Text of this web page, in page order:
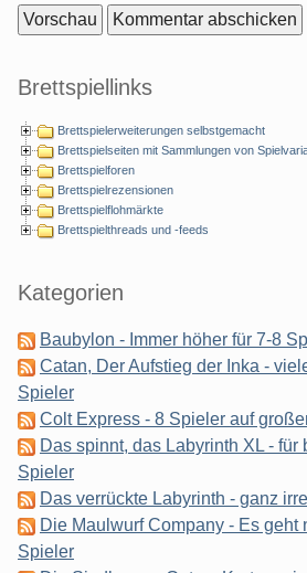
Seitenleiste
Brettspiellinks
Brettspielerweiterungen selbstgemacht
Brettspielseiten mit Sammlungen von
Brettspielforen
Brettspielrezensionen
Brettspielflohmärkte
Brettspielthreads und -feeds
Kategorien
Baubylon - Immer höher für 7-8
Catan, Der Aufstieg der Inka -
Spieler
Colt Express - 8 Spieler auf
Das spinnt, das Labyrinth XL - für
Spieler
Das verrückte Labyrinth - ganz
Die Maulwurf Company - Es geht
Spieler